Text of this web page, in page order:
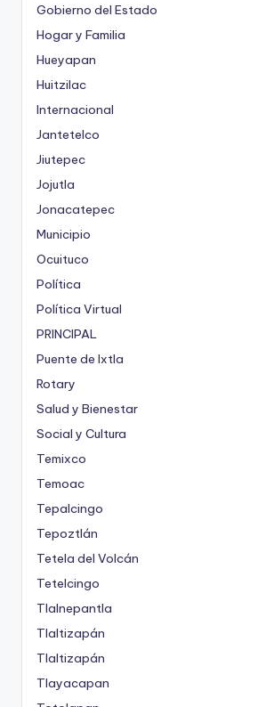
Gobierno del Estado
Hogar y Familia
Hueyapan
Huitzilac
Internacional
Jantetelco
Jiutepec
Jojutla
Jonacatepec
Municipio
Ocuituco
Política
Política Virtual
PRINCIPAL
Puente de Ixtla
Rotary
Salud y Bienestar
Social y Cultura
Temixco
Temoac
Tepalcingo
Tepoztlán
Tetela del Volcán
Tetelcingo
Tlalnepantla
Tlaltizapán
Tlaltizapán
Tlayacapan